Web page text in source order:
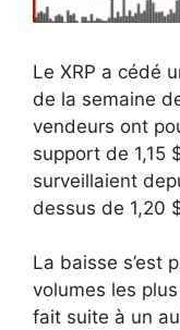
Le XRP a cédé
de la semaine
vendeurs ont
support de 1,15
surveillaient
dessus de 1,20
La baisse s’est
volumes les
fait suite à un